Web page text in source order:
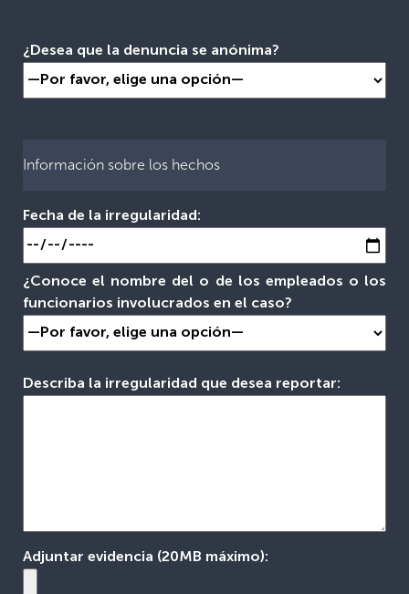
¿Desea que la denuncia se anónima?
Información sobre los hechos
Fecha de la irregularidad:
¿Conoce el nombre del o de los empleados o los
funcionarios involucrados en el caso?
Describa la irregularidad que desea reportar:
Adjuntar evidencia (20MB máximo):